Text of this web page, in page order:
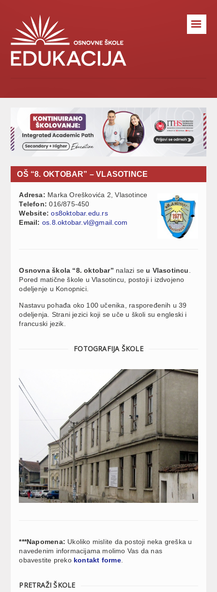
☰
OŠ “8. OKTOBAR” – VLASOTINCE
Adresa: Marka Oreškovića 2, Vlasotince
Telefon:016/875-450
Website:os8oktobar.edu.rs
Email: os.8.oktobar.vl@gmail.com
Osnovna škola “8. oktobar” nalazi seu Vlasotincu
Pored matične škole u Vlasotincu, postoji i izdvojeno
odeljenje u Konopnici.
Nastavu pohađa oko 100 učenika, raspoređenih u 39
odeljenja. Strani jezici koji se uče u školi su engleski i
francuski jezik.
FOTOGRAFIJA ŠKOLE
***Napomena: Ukoliko mislite da postoji neka greška u
navedenim informacijama molimo Vas da nas
obavestite preko kontakt forme.
PRETRAŽI ŠKOLE